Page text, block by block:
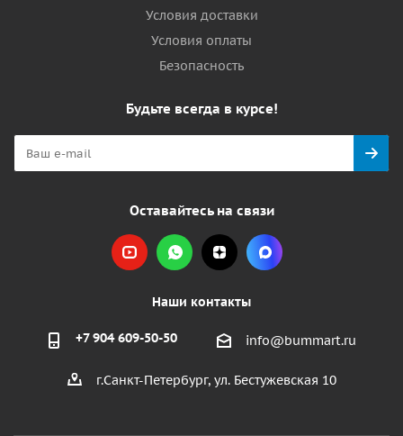
Условия доставки
Условия оплаты
Безопасность
Будьте всегда в курсе!
Оставайтесь на связи
Наши контакты
+7 904 609-50-50 info@bummart.ru
г.Санкт-Петербург, ул. Бестужевская 10